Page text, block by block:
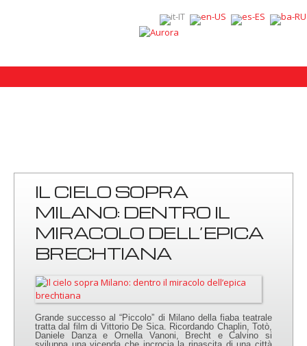
IL CIELO SOPRA
MILANO: DENTRO IL
MIRACOLO DELL’EPICA
BRECHTIANA
Grande successo al “Piccolo” di Milano della fiaba teatrale
tratta dal film di Vittorio De Sica. Ricordando Chaplin, Totò,
Daniele Danza e Ornella Vanoni, Brecht e Calvino si